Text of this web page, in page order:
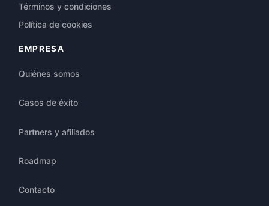
Términos y condiciones
Política de cookies
EMPRESA
Quiénes somos
Casos de éxito
Partners y afiliados
Roadmap
Contacto